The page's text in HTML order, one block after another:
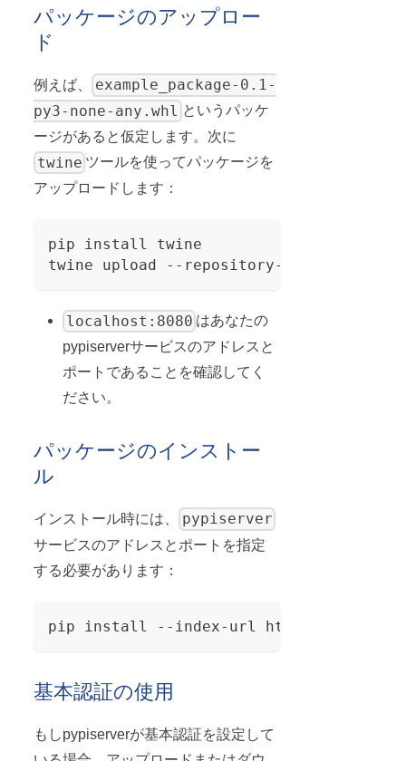
パッケージのアップロー
ド
例えば、
example_package-0.1-
py3-none-any.whl というパッケ
ージがあると仮定します。次に
twine ツールを使ってパッケージを
アップロードします：
pip install twine
twine upload --repository-url http://
localhost:8080 はあなたの
pypiserverサービスのアドレスと
ポートであることを確認してく
ださい。
パッケージのインストー
ル
インストール時には、 pypiserver
サービスのアドレスとポートを指定
する必要があります：
pip install --index-url http://
基本認証の使用
もしpypiserverが基本認証を設定して